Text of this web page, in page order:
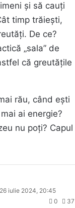
și să cauți
timp trăiești,
De ce?
„sala” de
că greutățile
rău, când ești
ai energie?
nu poți? Capul
iulie 2024, 20:45
0
37